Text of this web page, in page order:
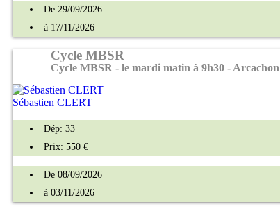
De 29/09/2026
à 17/11/2026
Cycle MBSR
Cycle MBSR - le mardi matin à 9h30 - Arcachon
Sébastien CLERT
Dép: 33
Prix: 550 €
De 08/09/2026
à 03/11/2026